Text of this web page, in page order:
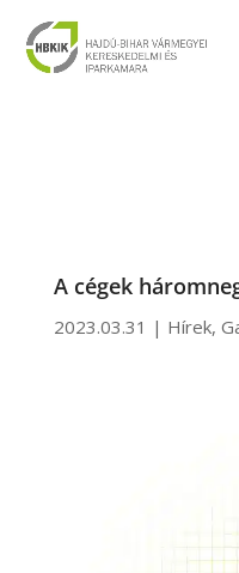
A cégek
2023.03.31 | Hírek,